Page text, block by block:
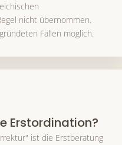
nicht übernommen.
Fällen möglich.
Erstordination?
ist die Erstberatung